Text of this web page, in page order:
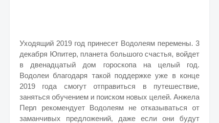
Уходящий 2019 год принесет Водолеям перемены. 3
декабря Юпитер, планета большого счастья, войдет
в двенадцатый дом гороскопа на целый год.
Водолеи благодаря такой поддержке уже в конце
2019 года смогут отправиться в путешествие,
заняться обучением и поиском новых целей. Анжела
Перл рекомендует Водолеям не отказываться от
заманчивых предложений, даже если они будут